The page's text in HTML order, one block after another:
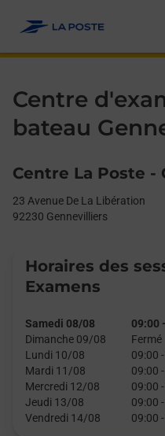
Centre
bateau
Centre La Poste -
23 Avenue De La Libération
92230 Gennevilliers
Horaires des
Examens
Samedi 08/08 09:00 -
Dimanche 09/08
Fermé
Lundi 10/08
09:00 -
Mardi 11/08
09:00 -
Mercredi 12/08
09:00 -
Jeudi 13/08
09:00 -
Vendredi 14/08
09:00 -